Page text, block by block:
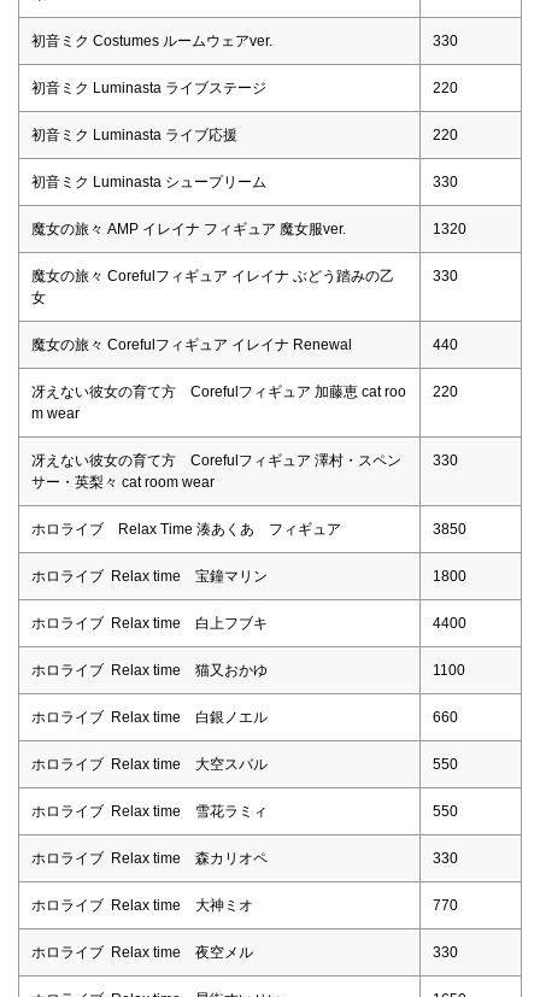
初音ミク Costumes ルームウェアver. 330
初音ミク Luminasta ライブステージ 220
初音ミク Luminasta ライブ応援 220
初音ミク Luminasta シュープリーム 330
魔女の旅々 AMP イレイナ フィギュア 魔女服ver. 1320
魔女の旅々 Corefulフィギュア イレイナ ぶどう踏みの乙
女
330
魔女の旅々 Corefulフィギュア イレイナ Renewal 440
冴えない彼女の育て方 Corefulフィギュア 加藤恵 cat roo
m wear
220
冴えない彼女の育て方 Corefulフィギュア 澤村・スペン
サー・英梨々 cat room wear
330
ホロライブ Relax Time 湊あくあ フィギュア 3850
ホロライブ Relax time 宝鐘マリン 1800
ホロライブ Relax time 白上フブキ 4400
ホロライブ Relax time 猫又おかゆ 1100
ホロライブ Relax time 白銀ノエル 660
ホロライブ Relax time 大空スバル 550
ホロライブ Relax time 雪花ラミィ 550
ホロライブ Relax time 森カリオペ 330
ホロライブ Relax time 大神ミオ 770
ホロライブ Relax time 夜空メル 330